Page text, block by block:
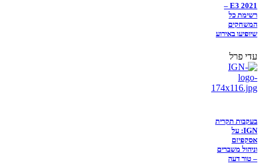
E3 2021 –
רשימת כל
המשחקים
שיופיעו באירוע
עדי פרל
בעקבות תקרית
IGN: על
אסקפיזם
וניהול משברים
– טור דעה